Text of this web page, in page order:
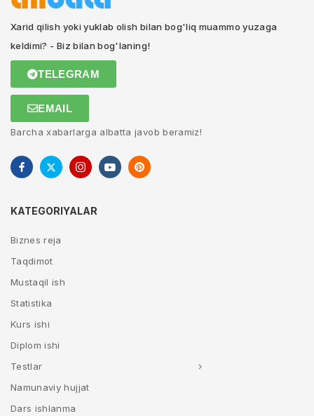
Xarid qilish yoki yuklab olish bilan bog'liq muammo yuzaga
keldimi? - Biz bilan bog'laning!
TELEGRAM
EMAIL
Barcha xabarlarga albatta javob beramiz!
KATEGORIYALAR
Biznes reja
Taqdimot
Mustaqil ish
Statistika
Kurs ishi
Diplom ishi
Testlar
Namunaviy hujjat
Dars ishlanma